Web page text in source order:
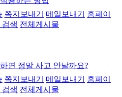
쪽지보내기 메일보내기
홈페이
색 전체게시물
면 정말 사고 안날까요?
쪽지보내기 메일보내기
홈페이
색 전체게시물